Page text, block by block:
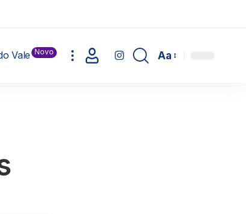
Vale Novo Aa